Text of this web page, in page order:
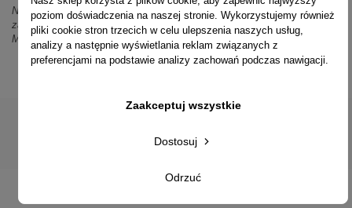
Nie odpowiadamy na wiadomości SMS. W sprawach dotyczących
zamówień i oferty prosimy o kontakt mailowy, telefoniczny lub przez
Messenger.
poziom doświadczenia na naszej stronie. Wykorzystujemy również
pliki cookie stron trzecich w celu ulepszenia naszych usług,
analizy a następnie wyświetlania reklam związanych z
preferencjami na podstawie analizy zachowań podczas nawigacji.
Odrzuć
Dostosuj
Zaakceptuj wszystkie
© 2014-2023 Projekt Junior Aleja Pokoju 20, 31-564 Kraków